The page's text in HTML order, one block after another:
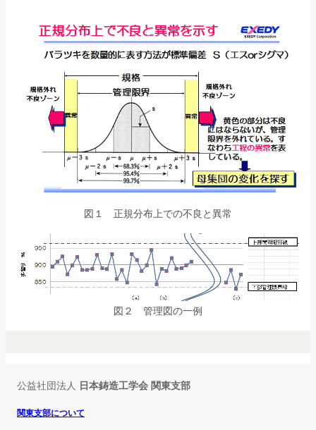
図１ 正規分布上での不良と異常
図２ 管理図の一例
公益社団法人 日本鋳造工学会 関東支部
関東支部について